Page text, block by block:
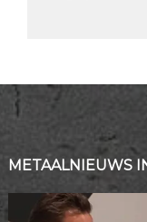
METAALNIEUWS